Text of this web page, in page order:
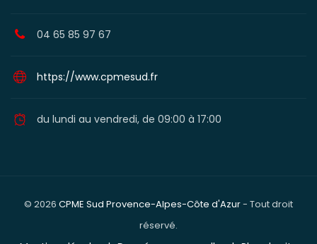
04 65 85 97 67
https://www.cpmesud.fr
du lundi au vendredi, de 09:00 à 17:00
© 2026 CPME Sud Provence-Alpes-Côte d'Azur- Tout droit
réservé.